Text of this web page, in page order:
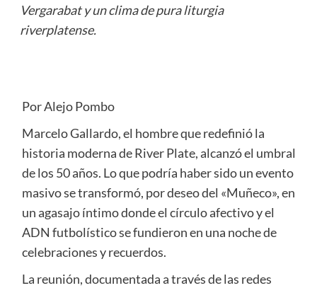
Vergarabat y un clima de pura liturgia
riverplatense.
Por Alejo Pombo
Marcelo Gallardo, el hombre que redefinió la
historia moderna de River Plate, alcanzó el umbral
de los 50 años. Lo que podría haber sido un evento
masivo se transformó, por deseo del «Muñeco», en
un agasajo íntimo donde el círculo afectivo y el
ADN futbolístico se fundieron en una noche de
celebraciones y recuerdos.
La reunión, documentada a través de las redes